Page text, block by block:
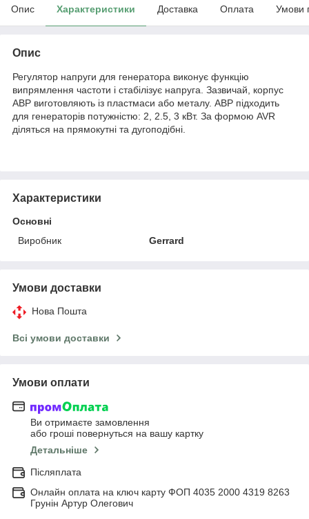
Опис Характеристики Доставка Оплата Умови
Опис
Регулятор напруги для генератора виконує функцію
випрямлення частоти і стабілізує напруга. Зазвичай, корпус
АВР виготовляють із пластмаси або металу. АВР підходить
для генераторів потужністю: 2, 2.5, 3 кВт. За формою AVR
діляться на прямокутні та дугоподібні.
Характеристики
Основні
Виробник
Gerrard
Умови доставки
Нова Пошта
Всі умови доставки
Умови оплати
Ви отримаєте замовлення
або гроші повернуться на вашу картку
Детальніше
Післяплата
Онлайн оплата на ключ карту ФОП 4035 2000 4319 8263
Грунін Артур Олегович